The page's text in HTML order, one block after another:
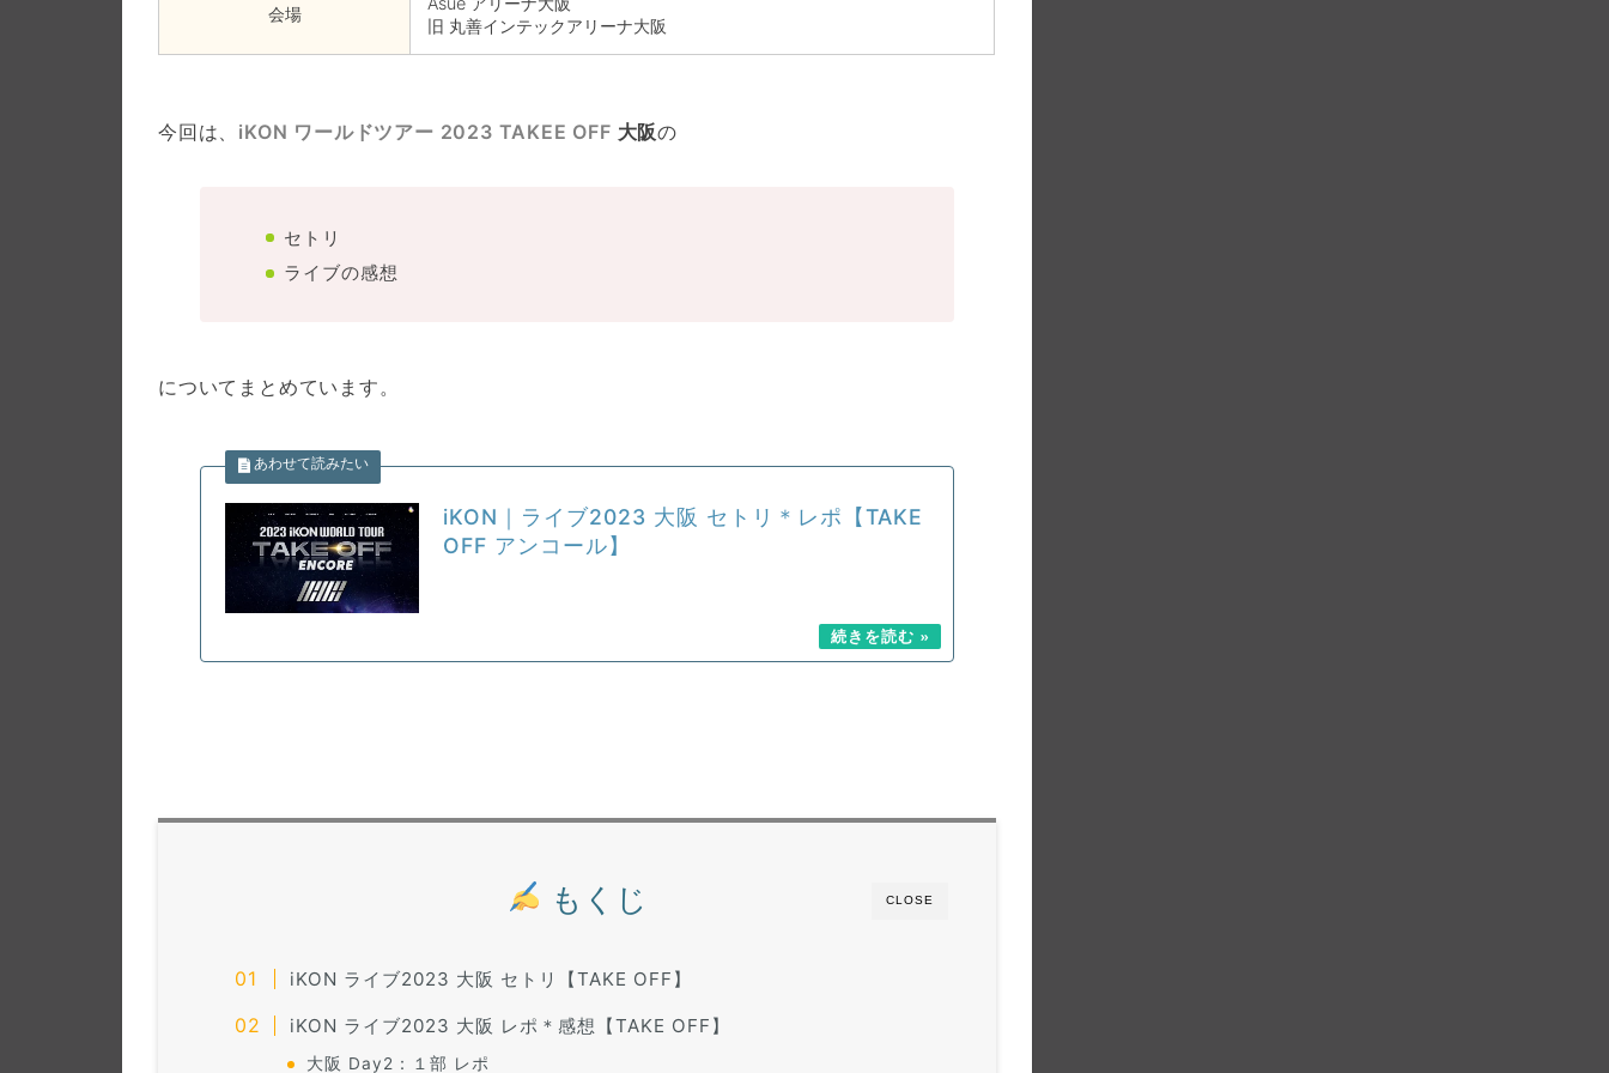
会場
旧 丸善インテックアリーナ大阪
今回は、 iKON ワールドツアー 2023 TAKEE OFF 大阪の
セトリ
ライブの感想
についてまとめています。
iKON｜ライブ2023 大阪 セトリ＊レポ【TAKE
OFF アンコール】
CLOSE
もくじ
iKON ライブ2023 大阪 セトリ【TAKE OFF】
iKON ライブ2023 大阪 レポ＊感想【TAKE OFF】
大阪 Day2：１部 レポ